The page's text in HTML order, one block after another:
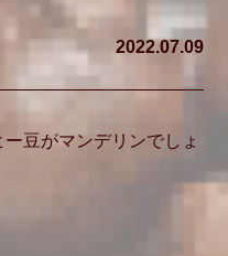
2022.07.09
豆がマンデリンでしょ